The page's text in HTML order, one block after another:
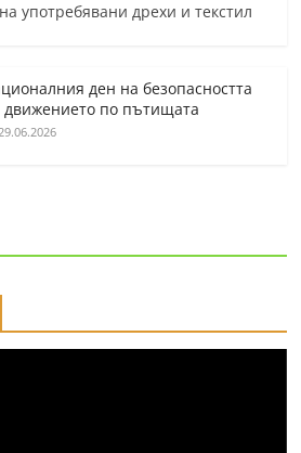
употребявани дрехи и текстил
ден на безопасността
движението по пътищата